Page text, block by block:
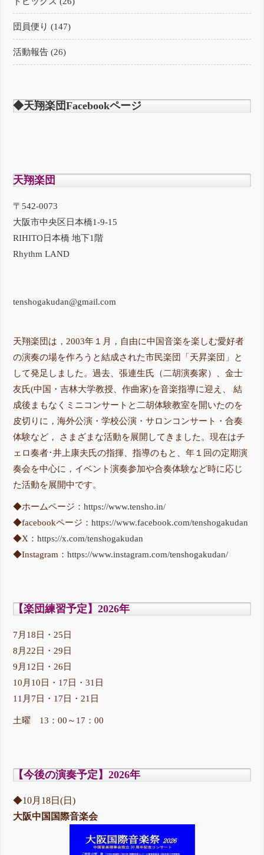
団員便り (147)
活動報告 (26)
◆天翔楽団Facebookページ
天翔楽団
〒542-0073
大阪市中央区日本橋1-9-15
RIHITO日本橋 地下1階
Rhythm LAND
tenshogakudan@gmail.com
天翔楽団は，2003年１月，自由に中国音楽を楽しむ愛好者
の演奏の場を作ろうと結成された市民楽団「天昇楽団」と
して発足しました。過去、張連生氏（二胡演奏家）、金士
友氏(中国・吉林大学教授、作曲家)を音楽指導に迎え、 結
成後まもなくミニコンサートと二胡体験教室を開いたのを
皮切りに，海外公演・学校公演・サロンコンサート・合奏
体験など， さまざまな活動を展開してきました。現在はチ
ェロ奏者･井上康夫氏の指揮、指導のもと、年１回の定期演
奏会を中心に，イベント演奏参加や合奏体験など時に応じ
た活動を展開中です。
◆ホームページ：https://www.tensho.in/
◆facebookページ：https://www.facebook.com/tenshogakudan
◆X：https://x.com/tenshogakudan
◆Instagram：https://www.instagram.com/tenshogakudan/
【楽団練習予定】2026年
7月18日・25日
8月22日・29日
9月12日・26日
10月10日・17日・31日
11月7日・17日・21日
土曜 13：00～17：00
【今後の演奏予定】2026年
◆10月18日(日)
大阪中国国際音楽会